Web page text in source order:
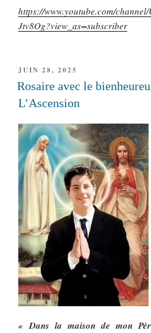
https://www.youtube.com/
Jtv8Og?view_as=subscriber
PUBLIÉ
LE
JUIN 28, 2025
Rosaire avec le
L’Ascension
« Dans la maison de mon